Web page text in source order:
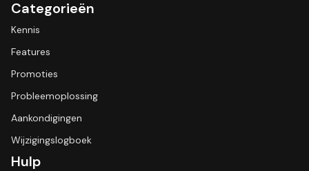
Categorieën
Kennis
Features
Promoties
Probleemoplossing
Aankondigingen
Wijzigingslogboek
Hulp